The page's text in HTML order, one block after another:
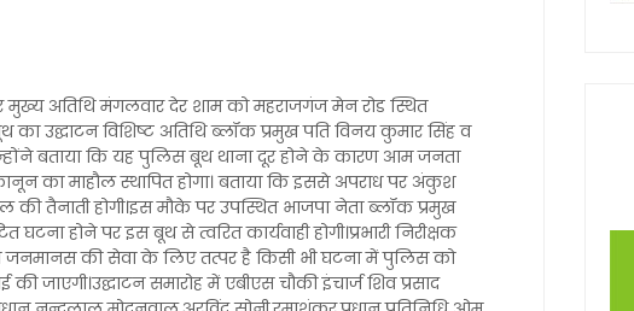
मुख्य अतिथि मंगलवार देर शाम को महराजगंज मेन रोड स्थित
उद्घाटन विशिष्ट अतिथि ब्लॉक प्रमुख पति विनय कुमार सिंह व
बताया कि यह पुलिस बूथ थाना दूर होने के कारण आम जनता
कानून का माहौल स्थापित होगा। बताया कि इससे अपराध पर अंकुश
तैनाती होगी।इस मौके पर उपस्थित भाजपा नेता ब्लॉक प्रमुख
होने पर इस बूथ से त्वरित कार्यवाही होगी।प्रभारी निरीक्षक
की सेवा के लिए तत्पर है किसी भी घटना में पुलिस को
जाएगी।उद्घाटन समारोह में एबीएस चौकी इंचार्ज शिव प्रसाद